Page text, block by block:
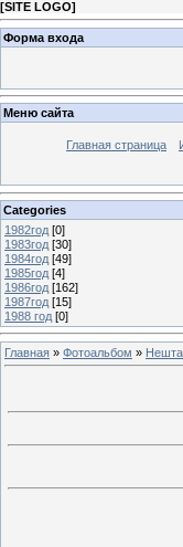
[SITE LOGO]
Форма входа
Меню сайта
Главная страница
Categories
1982год [0]
1983год [30]
1984год [49]
1985год [4]
1986год [162]
1987год [15]
1988 год [0]
Главная » Фотоальбом »